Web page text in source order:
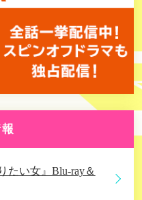
オフドラマ『ホメ
TELASAで配信ス
1月